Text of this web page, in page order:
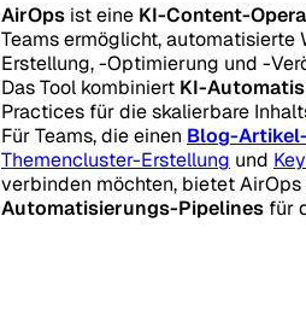
AirOps ist eine KI-Content-
Teams ermöglicht, automatisierte
Erstellung, -Optimierung und -
Das Tool kombiniert KI-
Practices für die skalierbare
Für Teams, die einen Blog-
Themencluster-Erstellung und
verbinden möchten, bietet
Automatisierungs-Pipelines für